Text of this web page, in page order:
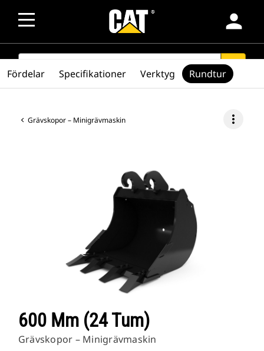
person
SEARCH search
Grävskopor – Minigrävmaskin more_vert
600 Mm (24 Tum)
Grävskopor – Minigrävmaskin
Fördelar Specifikationer Verktyg Rundtur